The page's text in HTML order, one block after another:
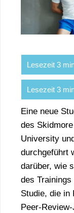
Eine neue
des
University
durchgeführt
darüber, wie
des
Studie, die in
Peer-